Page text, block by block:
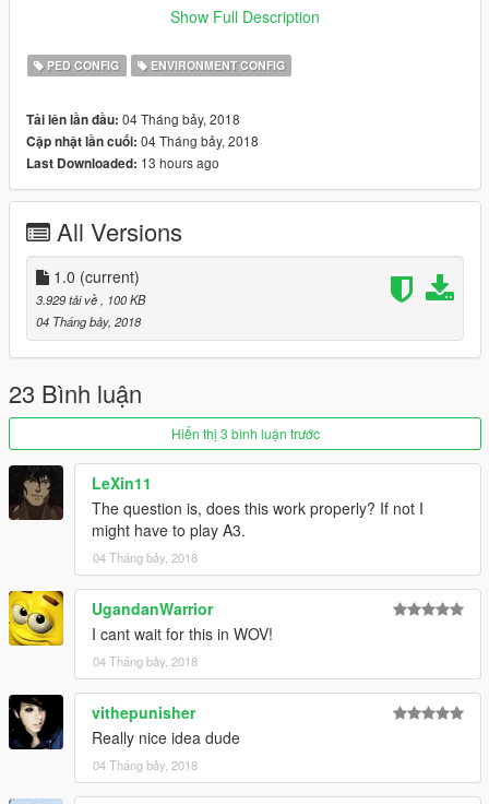
Credits to Dexy & co forCodewalker&Dav90
Show Full Description
PED CONFIG ENVIRONMENT CONFIG
Tải lên lần đầu: 04 Tháng bảy, 2018
Cập nhật lần cuối: 04 Tháng bảy, 2018
Last Downloaded: 13 hours ago
All Versions
1.0 (current)
3.929 tải về
, 100 KB
04 Tháng bảy, 2018
23 Bình luận
Hiển thị 3 bình luận trước
LeXin11
The question is, does this work properly? If not I
might have to play A3.
04 Tháng bảy, 2018
UgandanWarrior
I cant wait for this in WOV!
04 Tháng bảy, 2018
vithepunisher
Really nice idea dude
04 Tháng bảy, 2018